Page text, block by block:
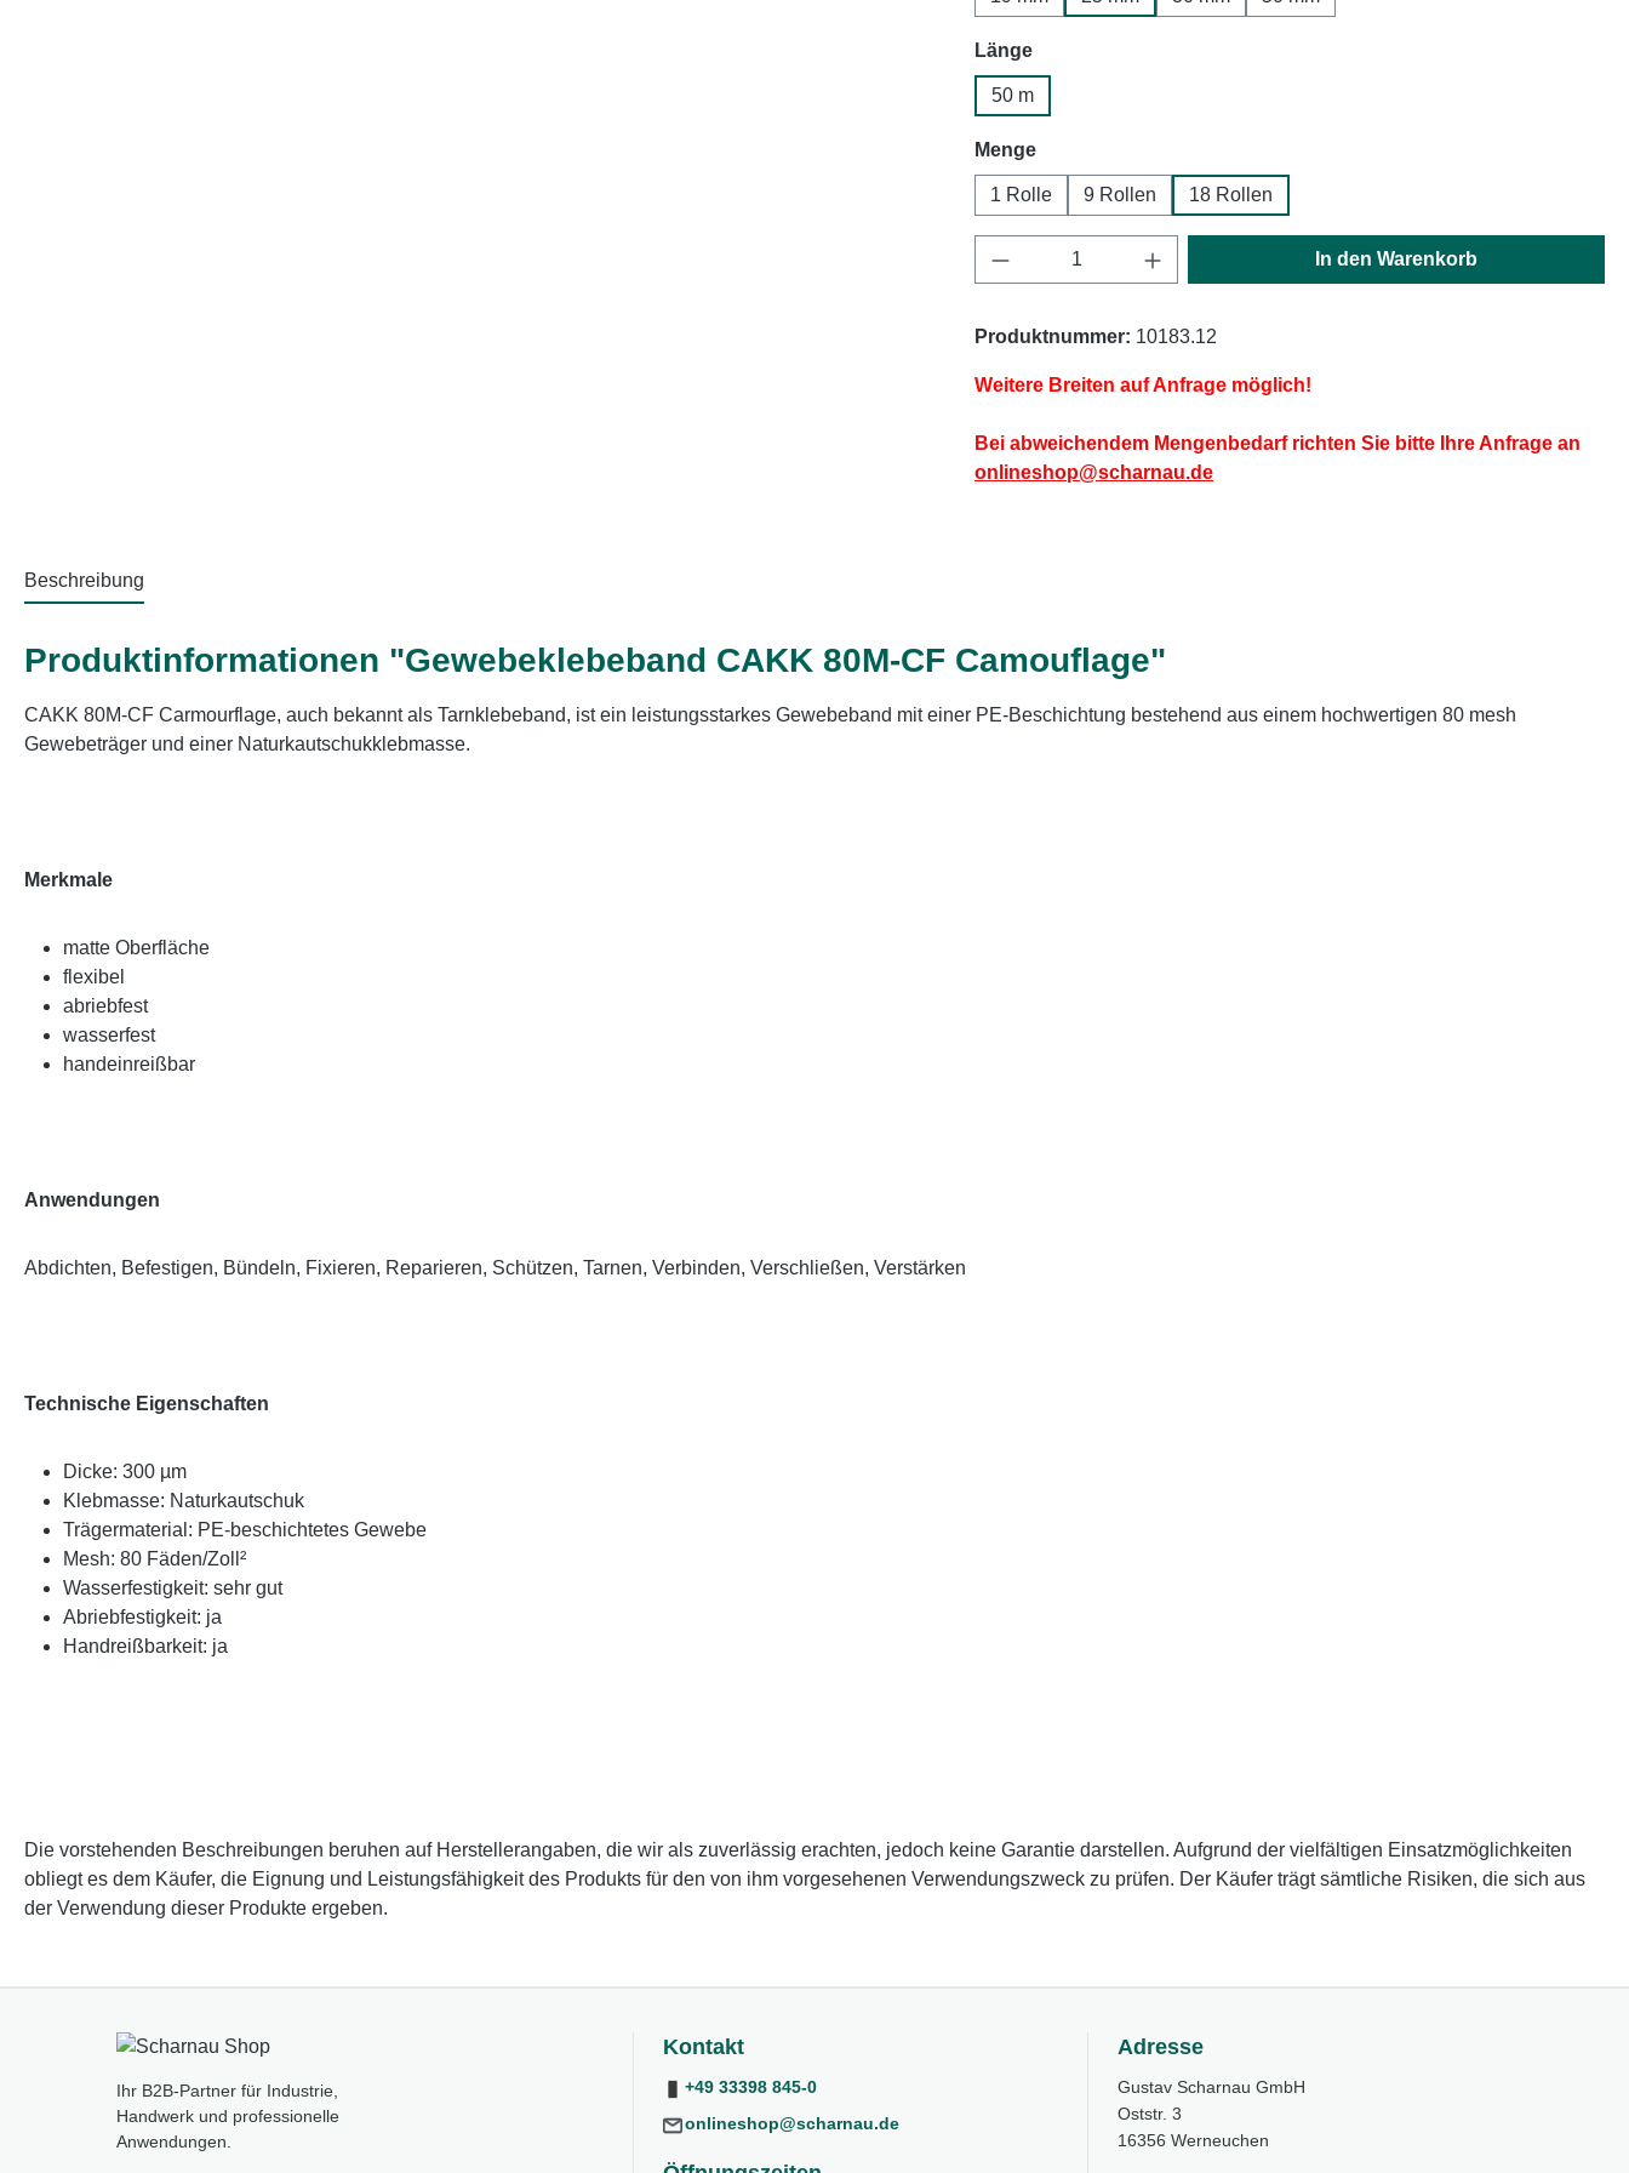
Längeauswählen
50 m
Mengeauswählen
1 Rolle 9 Rollen 18 Rollen
Produkt Anzahl: Gib den gewünschten Wert ein
In den Warenkorb
Produktnummer: 10183.12
Weitere Breiten auf Anfrage möglich!
Bei abweichendem Mengenbedarf richten Sie bitte Ihre Anfrage an
onlineshop@scharnau.de
Beschreibung
Produktinformationen "Gewebeklebeband CAKK 80M-CF Camouflage"
CAKK 80M-CF Carmourflage, auch bekannt als Tarnklebeband, ist ein leistungsstarkes Gewebeband mit einer PE-Beschichtung bestehend aus einem hochwertigen 80 mesh
Gewebeträger und einer Naturkautschukklebmasse.
Merkmale
matte Oberfläche
flexibel
abriebfest
wasserfest
handeinreißbar
Anwendungen
Abdichten, Befestigen, Bündeln, Fixieren, Reparieren, Schützen, Tarnen, Verbinden, Verschließen, Verstärken
Technische Eigenschaften
Dicke: 300 µm
Klebmasse: Naturkautschuk
Trägermaterial: PE-beschichtetes Gewebe
Mesh: 80 Fäden/Zoll²
Wasserfestigkeit: sehr gut
Abriebfestigkeit: ja
Handreißbarkeit: ja
Die vorstehenden Beschreibungen beruhen auf Herstellerangaben, die wir als zuverlässig erachten, jedoch keine Garantie darstellen. Aufgrund der vielfältigen Einsatzmöglichkeiten
obliegt es dem Käufer, die Eignung und Leistungsfähigkeit des Produkts für den von ihm vorgesehenen Verwendungszweck zu prüfen. Der Käufer trägt sämtliche Risiken, die sich aus
der Verwendung dieser Produkte ergeben.
Ihr B2B-Partner für Industrie,
Handwerk und professionelle
Anwendungen.
Kontakt
+49 33398 845-0
onlineshop@scharnau.de
Adresse
Gustav Scharnau GmbH
Oststr. 3
16356 Werneuchen